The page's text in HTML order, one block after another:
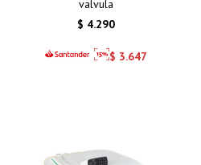
valvula
$ 4.290
$ 3.647